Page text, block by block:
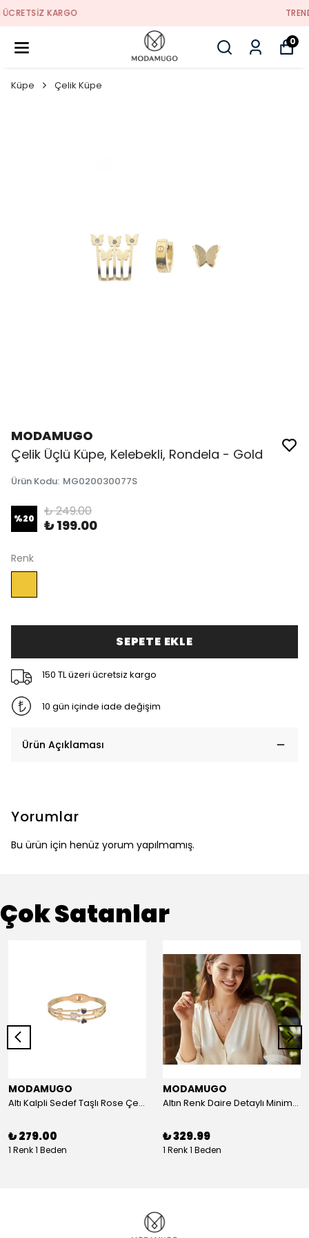
0
Küpe Çelik Küpe
MODAMUGO
Çelik Üçlü Küpe, Kelebekli, Rondela - Gold
Ürün Kodu: MG020030077S
%20 ₺ 249.00
₺ 199.00
Renk
SEPETE EKLE
150 TL üzeri ücretsiz kargo
10 gün içinde iade değişim
Ürün Açıklaması
Yorumlar
Bu ürün için henüz yorum yapılmamış.
Çok Satanlar
MODAMUGO
Altı Kalpli Sedef Taşlı Rose Çelik Kelepçe Bileklik
₺ 279.00
1 Renk 1 Beden
MODAMUGO
Altın Renk Daire Detaylı Minimal Y Çelik Kolye
₺ 329.99
1 Renk 1 Beden